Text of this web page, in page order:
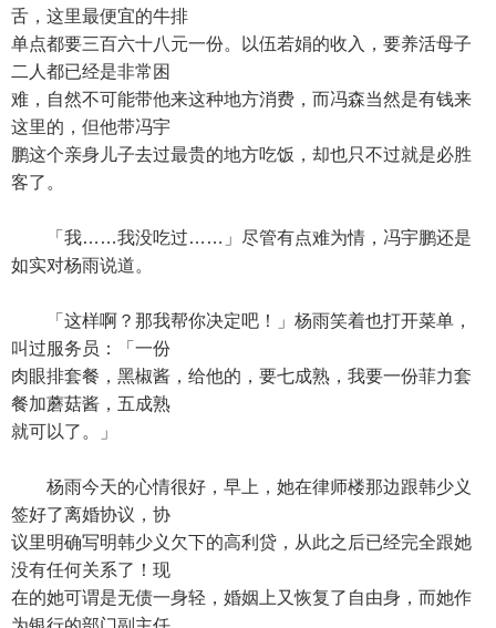
舌，这里最便宜的牛排
单点都要三百六十八元一份。以伍若娟的收入，要养活母子
二人都已经是非常困
难，自然不可能带他来这种地方消费，而冯森当然是有钱来
这里的，但他带冯宇
鹏这个亲身儿子去过最贵的地方吃饭，却也只不过就是必胜
客了。
「我……我没吃过……」尽管有点难为情，冯宇鹏还是
如实对杨雨说道。
「这样啊？那我帮你决定吧！」杨雨笑着也打开菜单，
叫过服务员：「一份
肉眼排套餐，黑椒酱，给他的，要七成熟，我要一份菲力套
餐加蘑菇酱，五成熟
就可以了。」
杨雨今天的心情很好，早上，她在律师楼那边跟韩少义
签好了离婚协议，协
议里明确写明韩少义欠下的高利贷，从此之后已经完全跟她
没有任何关系了！现
在的她可谓是无债一身轻，婚姻上又恢复了自由身，而她作